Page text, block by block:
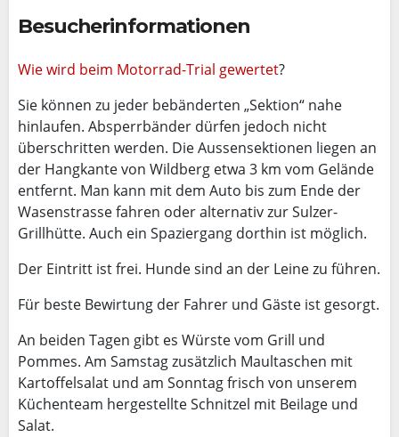
Besucherinformationen
Wie wird beim Motorrad-Trial gewertet?
Sie können zu jeder bebänderten „Sektion“ nahe
hinlaufen. Absperrbänder dürfen jedoch nicht
überschritten werden. Die Aussensektionen liegen an
der Hangkante von Wildberg etwa 3 km vom Gelände
entfernt. Man kann mit dem Auto bis zum Ende der
Wasenstrasse fahren oder alternativ zur Sulzer-
Grillhütte. Auch ein Spaziergang dorthin ist möglich.
Der Eintritt ist frei. Hunde sind an der Leine zu führen.
Für beste Bewirtung der Fahrer und Gäste ist gesorgt.
An beiden Tagen gibt es Würste vom Grill und
Pommes. Am Samstag zusätzlich Maultaschen mit
Kartoffelsalat und am Sonntag frisch von unserem
Küchenteam hergestellte Schnitzel mit Beilage und
Salat.